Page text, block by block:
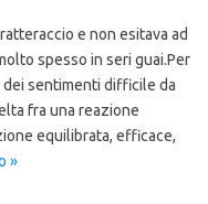
e non esitava ad
spesso in seri guai.Per
sentimenti difficile da
fra una reazione
equilibrata, efficace,
»